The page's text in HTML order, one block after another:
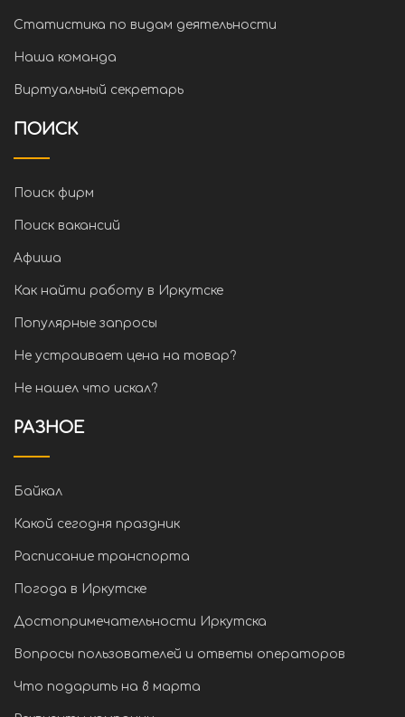
Статистика по видам деятельности
Наша команда
Виртуальный секретарь
ПОИСК
Поиск фирм
Поиск вакансий
Афиша
Как найти работу в Иркутске
Популярные запросы
Не устраивает цена на товар?
Не нашел что искал?
РАЗНОЕ
Байкал
Какой сегодня праздник
Расписание транспорта
Погода в Иркутске
Достопримечательности Иркутска
Вопросы пользователей и ответы операторов
Что подарить на 8 марта